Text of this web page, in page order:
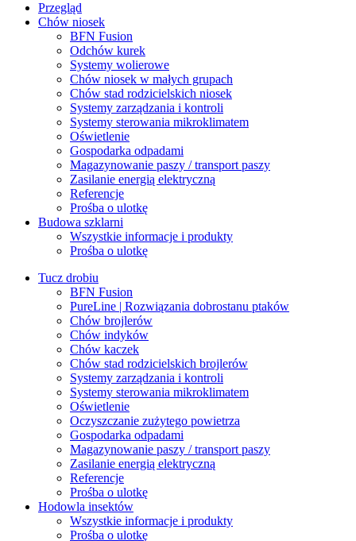
Przegląd
Chów niosek
BFN Fusion
Odchów kurek
Systemy wolierowe
Chów niosek w małych grupach
Chów stad rodzicielskich niosek
Systemy zarządzania i kontroli
Systemy sterowania mikroklimatem
Oświetlenie
Gospodarka odpadami
Magazynowanie paszy / transport paszy
Zasilanie energią elektryczną
Referencje
Prośba o ulotkę
Budowa szklarni
Wszystkie informacje i produkty
Prośba o ulotkę
Tucz drobiu
BFN Fusion
PureLine | Rozwiązania dobrostanu ptaków
Chów brojlerów
Chów indyków
Chów kaczek
Chów stad rodzicielskich brojlerów
Systemy zarządzania i kontroli
Systemy sterowania mikroklimatem
Oświetlenie
Oczyszczanie zużytego powietrza
Gospodarka odpadami
Magazynowanie paszy / transport paszy
Zasilanie energią elektryczną
Referencje
Prośba o ulotkę
Hodowla insektów
Wszystkie informacje i produkty
Prośba o ulotkę